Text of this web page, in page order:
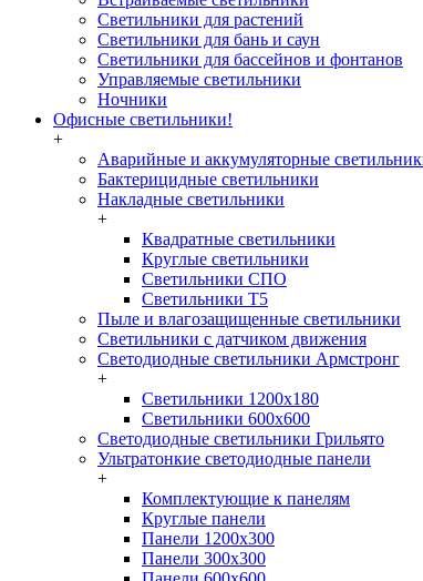
Светильники для растений
Светильники для бань и саун
Светильники для бассейнов и фонтанов
Управляемые светильники
Ночники
Офисные светильники!
+
Аварийные и аккумуляторные
Бактерицидные светильники
Накладные светильники
+
Квадратные светильники
Круглые светильники
Светильники СПО
Светильники Т5
Пыле и влагозащищенные светильники
Светильники с датчиком движения
Светодиодные светильники Армстронг
+
Светильники 1200х180
Светильники 600х600
Светодиодные светильники Грильято
Ультратонкие светодиодные панели
+
Комплектующие к панелям
Круглые панели
Панели 1200х300
Панели 300х300